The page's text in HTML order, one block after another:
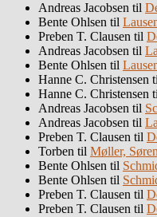
Andreas Jacobsen til
Bente Ohlsen til
Preben T. Clausen til
Andreas Jacobsen til
Bente Ohlsen til
Hanne C. Christensen
Hanne C. Christensen
Andreas Jacobsen til
Andreas Jacobsen til
Preben T. Clausen til
Torben til Møller,
Bente Ohlsen til
Bente Ohlsen til
Preben T. Clausen til
Preben T. Clausen til